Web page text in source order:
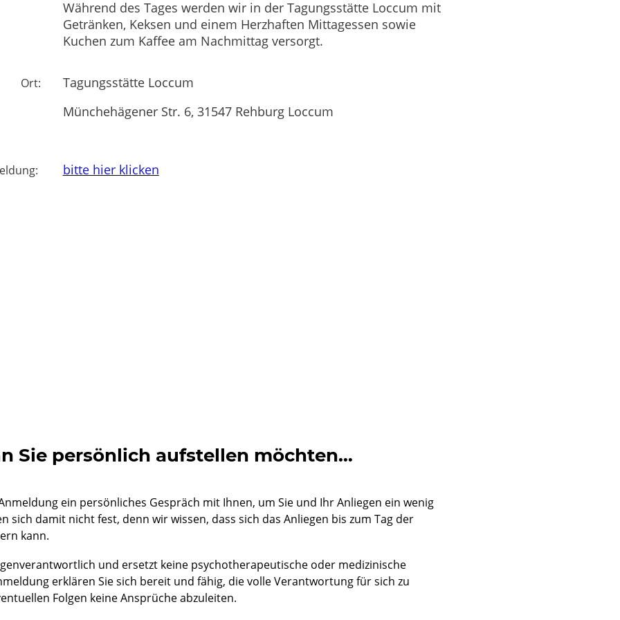
Während des Tages werden wir in der Tagungsstätte Loccum mit
Getränken, Keksen und einem Herzhaften Mittagessen sowie
Kuchen zum Kaffee am Nachmittag versorgt.
Ort:
Tagungsstätte Loccum
Münchehägener Str. 6, 31547 Rehburg Loccum
bitte hier klicken
Sie persönlich aufstellen möchten…
ein persönliches Gespräch mit Ihnen, um Sie und Ihr Anliegen ein wenig
sich damit nicht fest, denn wir wissen, dass sich das Anliegen bis zum Tag der
kann.
und ersetzt keine psychotherapeutische oder medizinische
erklären Sie sich bereit und fähig, die volle Verantwortung für sich zu
Folgen keine Ansprüche abzuleiten.